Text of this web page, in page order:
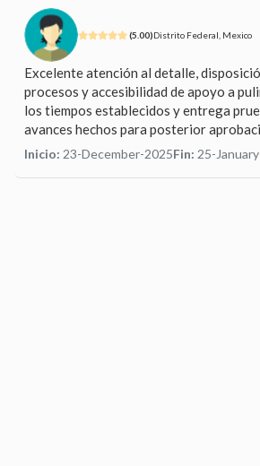
(5.00)Distrito Federal, Mexico
Excelente atención al detalle,
procesos y accesibilidad de apoyo a
los tiempos establecidos y entrega
avances hechos para posterior
Inicio: 23-December-2025Fin: 25-